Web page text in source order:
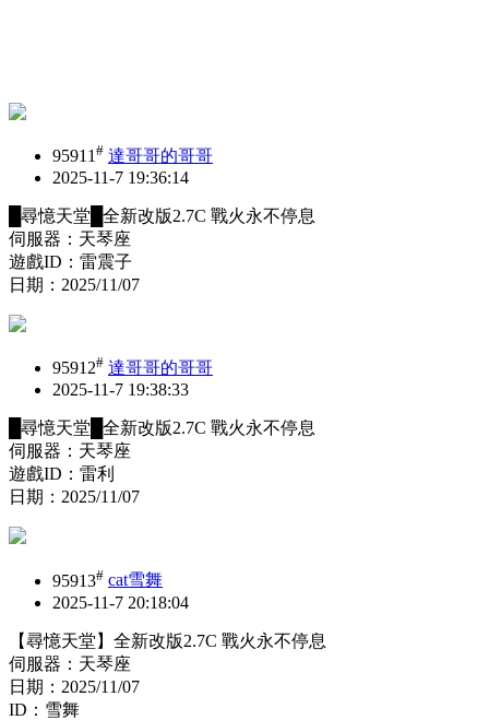
95911 # 達哥哥的哥哥
2025-11-7 19:36:14
█尋憶天堂█全新改版2.7C 戰火永不停息
伺服器：天琴座
遊戲ID：雷震子
日期：2025/11/07
95912# 達哥哥的哥哥
2025-11-7 19:38:33
█尋憶天堂█全新改版2.7C 戰火永不停息
伺服器：天琴座
遊戲ID：雷利
日期：2025/11/07
95913# cat雪舞
2025-11-7 20:18:04
【尋憶天堂】全新改版2.7C 戰火永不停息
伺服器：天琴座
日期：2025/11/07
ID：雪舞